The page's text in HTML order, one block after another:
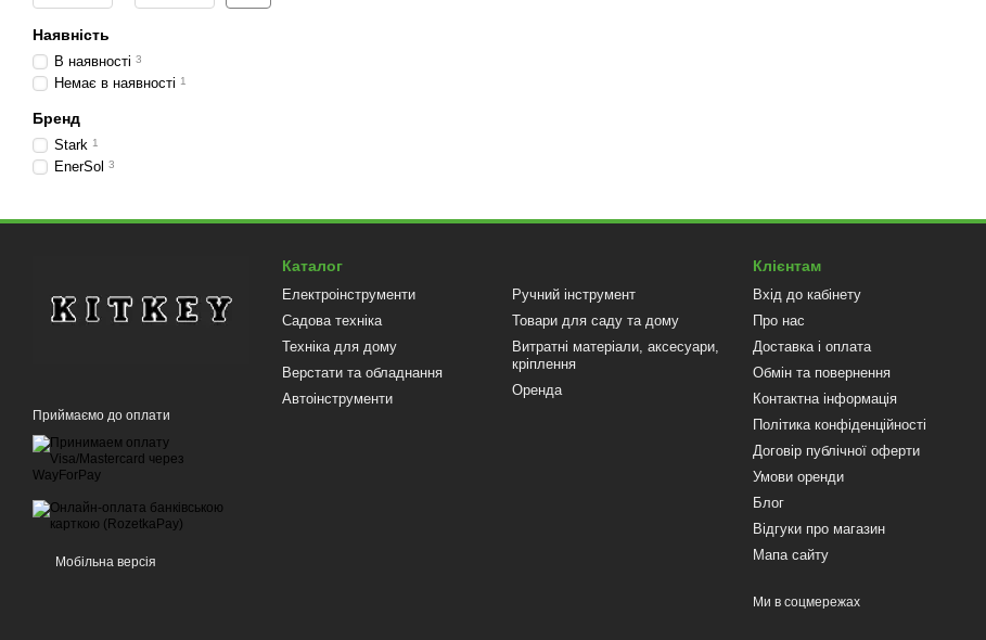
Наявність
В наявності 3
Немає в наявності 1
Бренд
Stark 1
EnerSol 3
Приймаємо до оплати
Мобільна версія
Каталог
Електроінструменти
Садова техніка
Техніка для дому
Верстати та обладнання
Автоінструменти
Ручний інструмент
Товари для саду та дому
Витратні матеріали, аксесуари,
кріплення
Оренда
Клієнтам
Вхід до кабінету
Про нас
Доставка і оплата
Обмін та повернення
Контактна інформація
Політика конфіденційності
Договір публічної оферти
Умови оренди
Блог
Відгуки про магазин
Мапа сайту
Ми в соцмережах